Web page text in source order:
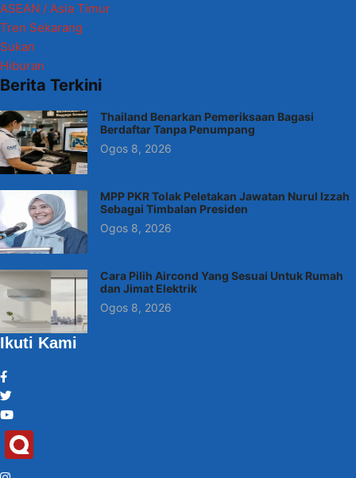
ASEAN / Asia Timur
Tren Sekarang
Sukan
Hiburan
Berita Terkini
Thailand Benarkan Pemeriksaan Bagasi
Berdaftar Tanpa Penumpang
Ogos 8, 2026
MPP PKR Tolak Peletakan Jawatan Nurul Izzah
Sebagai Timbalan Presiden
Ogos 8, 2026
Cara Pilih Aircond Yang Sesuai Untuk Rumah
dan Jimat Elektrik
Ogos 8, 2026
Ikuti Kami